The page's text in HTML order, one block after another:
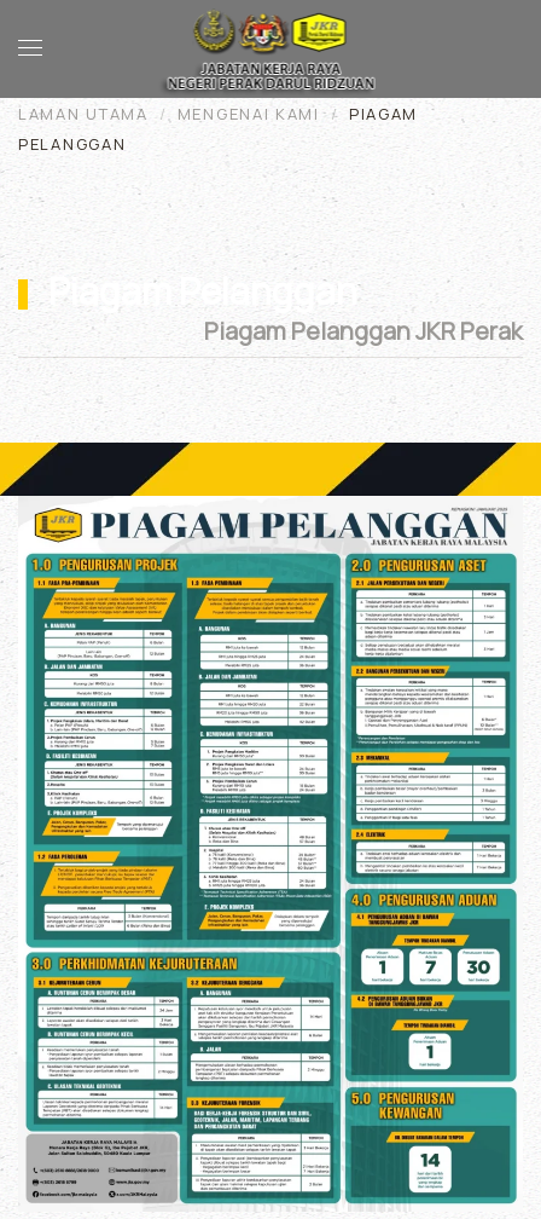
Skip to main content
LAMAN UTAMA MENGENAI KAMI
PIAGAM
PELANGGAN
Piagam Pelanggan
Piagam Pelanggan JKR Perak